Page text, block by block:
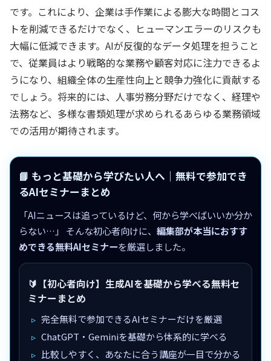
です。これにより、企業は手作業による膨大な時間とコス
トを削減できるだけでなく、ヒューマンエラーのリスクも
大幅に低減できます。AIが反復的なデータ処理を担うこと
で、従業員はより戦略的な業務や顧客対応に注力できるよ
うになり、組織全体の生産性向上と競争力強化に貢献する
でしょう。将来的には、人事労務分野だけでなく、経理や
法務など、多様な書類処理が求められるあらゆる業務領域
での活用が期待されます。
📘 もっと基礎から学びたい人へ｜無料で参加でき
るAIセミナーまとめ
「AIニュースは追っているけど、何から学べばいいか分か
らない…」 そんな初心者向けに、 編集部が本当におすす
めできる無料AIセミナーを厳選しました。
🔰【初心者向け】生成AIを基礎から学べる無料セ
ミナーまとめ
完全無料で参加できるAIセミナーだけを厳選
ChatGPT・Geminiを基礎から体系的に学べる
比較しやすく、あなたに合う講座が一目で分かる